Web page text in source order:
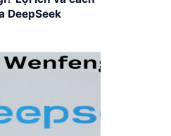
DeepSeek